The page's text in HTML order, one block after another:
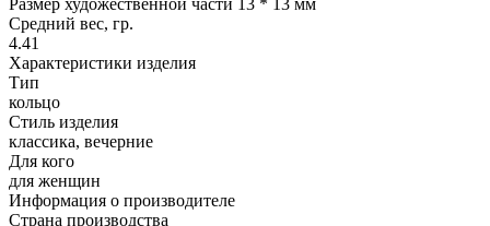
Средний вес, гр.
4.41
Характеристики изделия
Тип
кольцо
Стиль изделия
классика, вечерние
Для кого
для женщин
Информация о производителе
Страна производства